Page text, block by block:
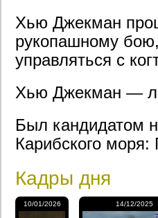
Хью Джекман
рукопашному
управляться с
Хью Джекман —
Был кандидатом
Карибского
Кадры дня
10/01/2026 14/12/2025